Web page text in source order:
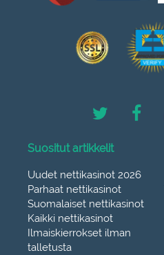
Suositut artikkelit
Uudet nettikasinot 2026
Parhaat nettikasinot
Suomalaiset nettikasinot
Kaikki nettikasinot
Ilmaiskierrokset ilman
talletusta